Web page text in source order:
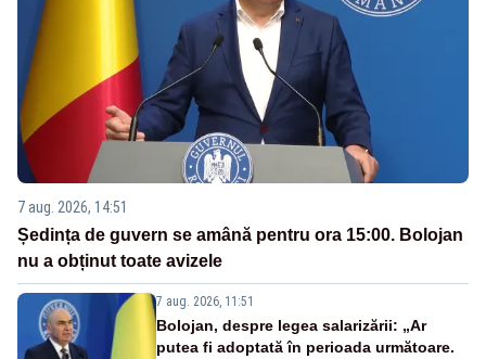
7 aug. 2026, 14:51
Ședința de guvern se amână pentru ora 15:00. Bolojan
nu a obținut toate avizele
7 aug. 2026, 11:51
Bolojan, despre legea salarizării: „Ar
putea fi adoptată în perioada următoare.